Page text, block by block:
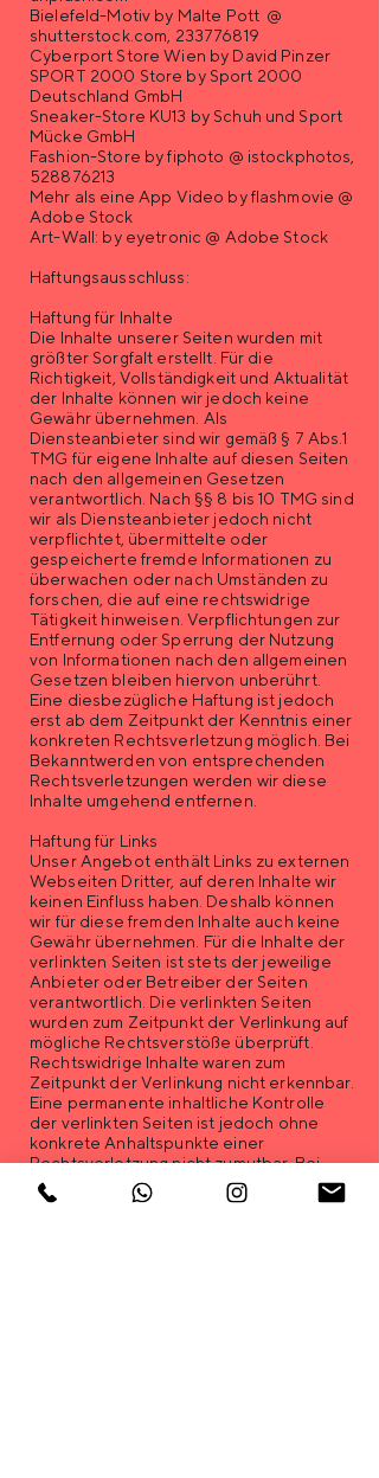
Bielefeld-Motiv by Malte Pott @
shutterstock.com, 233776819
Cyberport Store Wien by David Pinzer
SPORT 2000 Store by Sport 2000
Deutschland GmbH
Sneaker-Store KU13 by Schuh und Sport
Mücke GmbH
Fashion-Store by fiphoto @ istockphotos,
528876213
Mehr als eine App Video by flashmovie @
Adobe Stock
Art-Wall: by eyetronic @ Adobe Stock
Haftungsausschluss:
Haftung für Inhalte
Die Inhalte unserer Seiten wurden mit
größter Sorgfalt erstellt. Für die
Richtigkeit, Vollständigkeit und Aktualität
der Inhalte können wir jedoch keine
Gewähr übernehmen. Als
Diensteanbieter sind wir gemäß § 7 Abs.1
TMG für eigene Inhalte auf diesen Seiten
nach den allgemeinen Gesetzen
verantwortlich. Nach §§ 8 bis 10 TMG sind
wir als Diensteanbieter jedoch nicht
verpflichtet, übermittelte oder
gespeicherte fremde Informationen zu
überwachen oder nach Umständen zu
forschen, die auf eine rechtswidrige
Tätigkeit hinweisen. Verpflichtungen zur
Entfernung oder Sperrung der Nutzung
von Informationen nach den allgemeinen
Gesetzen bleiben hiervon unberührt.
Eine diesbezügliche Haftung ist jedoch
erst ab dem Zeitpunkt der Kenntnis einer
konkreten Rechtsverletzung möglich. Bei
Bekanntwerden von entsprechenden
Rechtsverletzungen werden wir diese
Inhalte umgehend entfernen.
Haftung für Links
Unser Angebot enthält Links zu externen
Webseiten Dritter, auf deren Inhalte wir
keinen Einfluss haben. Deshalb können
wir für diese fremden Inhalte auch keine
Gewähr übernehmen. Für die Inhalte der
verlinkten Seiten ist stets der jeweilige
Anbieter oder Betreiber der Seiten
verantwortlich. Die verlinkten Seiten
wurden zum Zeitpunkt der Verlinkung auf
mögliche Rechtsverstöße überprüft.
Rechtswidrige Inhalte waren zum
Zeitpunkt der Verlinkung nicht erkennbar.
Eine permanente inhaltliche Kontrolle
der verlinkten Seiten ist jedoch ohne
konkrete Anhaltspunkte einer
Rechtsverletzung nicht zumutbar. Bei
Bekanntwerden von Rechtsverletzungen
werden wir derartige Links umgehend